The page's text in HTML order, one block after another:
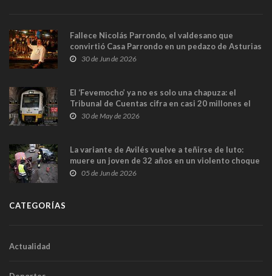
Fallece Nicolás Parrondo, el valdesano que
convirtió Casa Parrondo en un pedazo de Asturias
en Madrid
30 de Jun de 2026
El ‘Fevemocho’ ya no es solo una chapuza: el
Tribunal de Cuentas cifra en casi 20 millones el
sobrecoste de los trenes que no cabían por los
30 de May de 2026
La variante de Avilés vuelve a teñirse de luto:
muere un joven de 32 años en un violento choque
frontal
05 de Jun de 2026
CATEGORÍAS
Actualidad